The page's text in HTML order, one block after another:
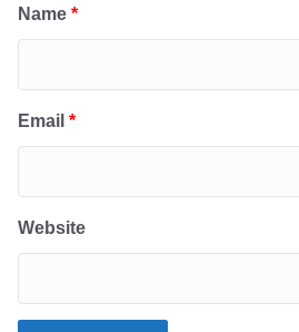
Name *
Email *
Website